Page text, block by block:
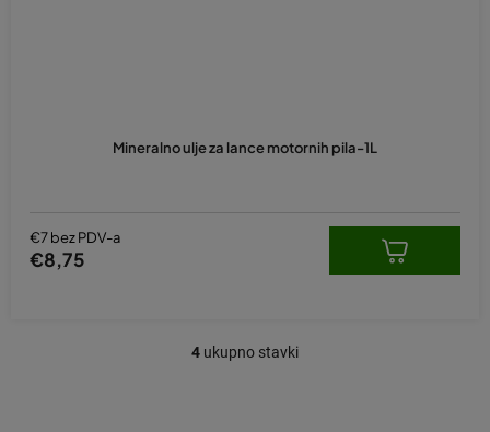
Mineralno ulje za lance motornih pila-1L
€7 bez PDV-a
€8,75
K
4 ukupno stavki